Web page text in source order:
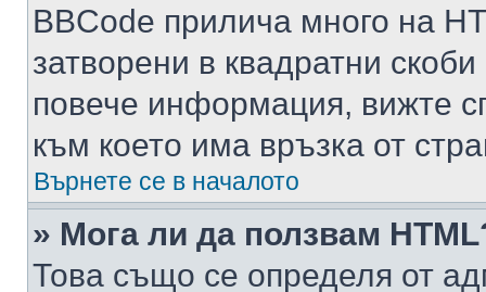
BBCode прилича много на
затворени в квадратни
повече информация, вижте
към което има връзка от
Върнете се в началото
» Мога ли да ползвам
Това също се определя от